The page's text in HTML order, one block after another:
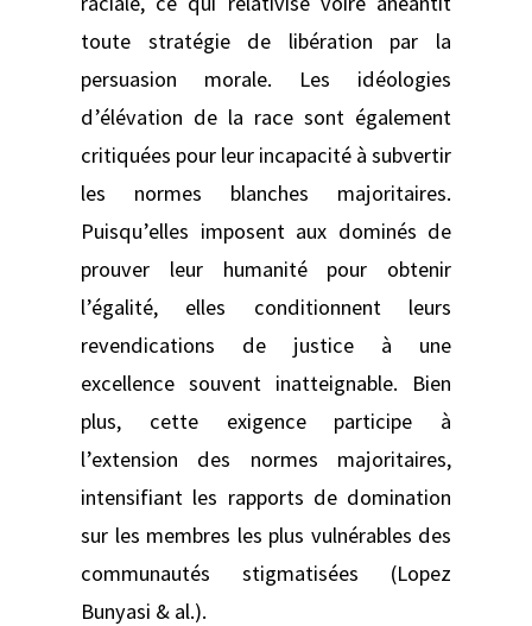
toute stratégie de libération par la
persuasion morale. Les idéologies
d’élévation de la race sont également
critiquées pour leur incapacité à subvertir
les normes blanches majoritaires.
Puisqu’elles imposent aux dominés de
prouver leur humanité pour obtenir
l’égalité, elles conditionnent leurs
revendications de justice à une
excellence souvent inatteignable. Bien
plus, cette exigence participe à
l’extension des normes majoritaires,
intensifiant les rapports de domination
sur les membres les plus vulnérables des
communautés stigmatisées (Lopez
Bunyasi & al.).